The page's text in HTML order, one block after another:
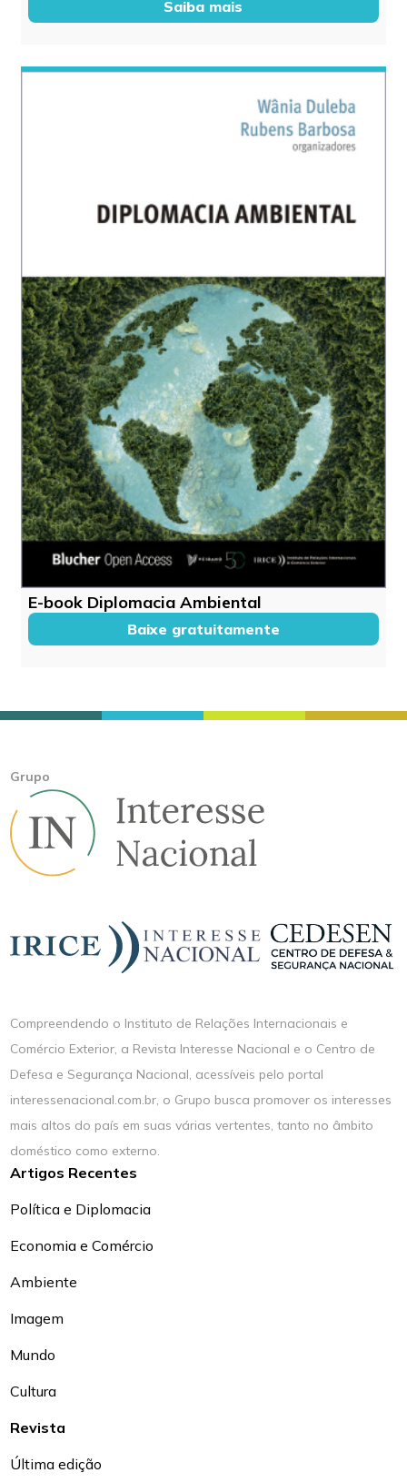
Saiba mais
E-book Diplomacia Ambiental
Baixe gratuitamente
Grupo
Compreendendo o Instituto de Relações Internacionais e
Comércio Exterior, a Revista Interesse Nacional e o Centro de
Defesa e Segurança Nacional, acessíveis pelo portal
interessenacional.com.br, o Grupo busca promover os interesses
mais altos do país em suas várias vertentes, tanto no âmbito
doméstico como externo.
Artigos Recentes
Política e Diplomacia
Economia e Comércio
Ambiente
Imagem
Mundo
Cultura
Revista
Última edição